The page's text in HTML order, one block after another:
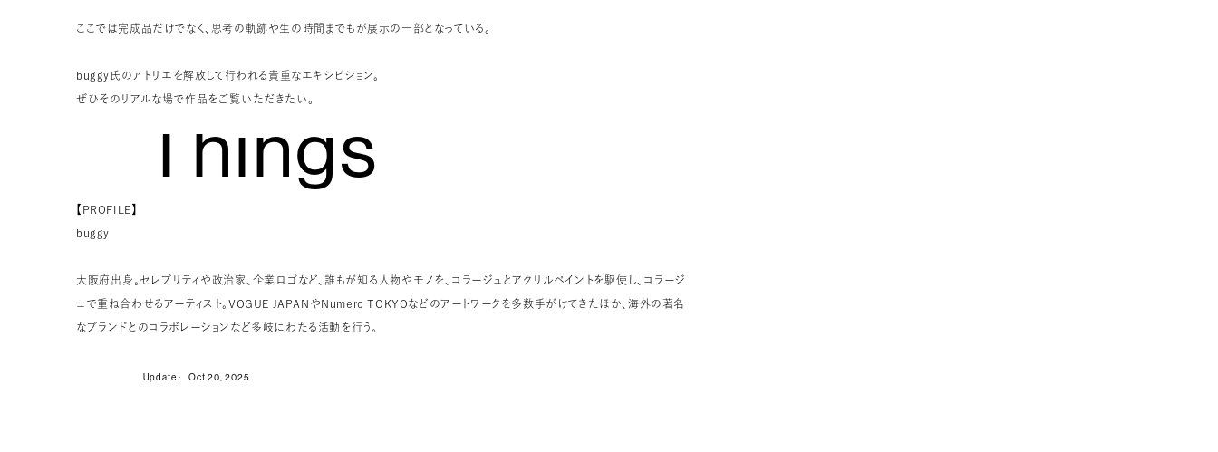
Things
ン。
今回は自身のアトリエを解放し開催。
#buggy #artexhibition
Update : Oct 20, 2025
ここでは完成品だけでなく、思考の軌跡や生の時間までもが展示の一部となっている。
buggy氏のアトリエを解放して行われる貴重なエキシビション。
ぜひそのリアルな場で作品をご覧いただきたい。
【PROFILE】
buggy
大阪府出身。セレブリティや政治家、企業ロゴなど、誰もが知る人物やモノを、コラージュとアクリルペイントを駆使し、コラージ
ュで重ね合わせるアーティスト。VOGUE JAPANやNumero TOKYOなどのアートワークを多数手がけてきたほか、海外の著名
なブランドとのコラボレーションなど多岐にわたる活動を行う。